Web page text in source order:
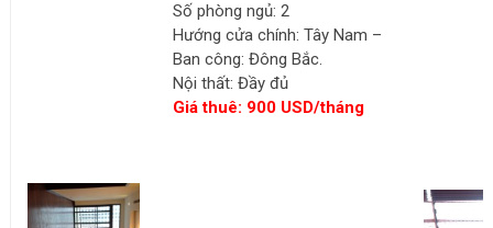
Số phòng ngủ: 2
Hướng cửa chính: Tây Nam –
Ban công: Đông Bắc.
Nội thất: Đầy đủ
Giá thuê: 900 USD/tháng